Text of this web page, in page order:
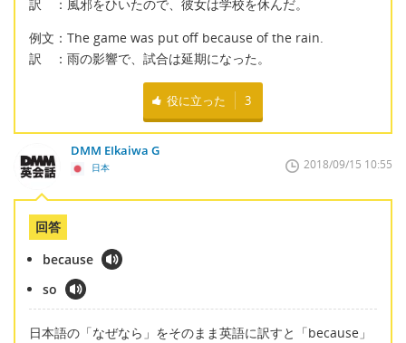
訳 ：風邪をひいたので、彼女は学校を休んだ。
例文：The game was put off because of the rain.
訳 ：雨の影響で、試合は延期になった。
役に立った 3
DMM EIkaiwa G
日本 2018/09/15 10:55
回答
because
so
日本語の「なぜなら」をそのまま英語に訳すと「because」